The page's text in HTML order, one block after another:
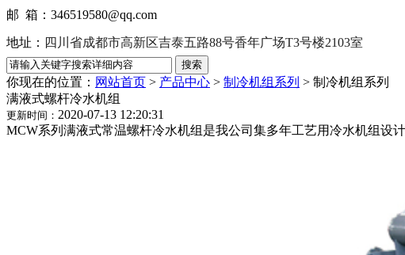
邮 箱：346519580@qq.com
地址： 四川省成都市高新区吉泰五路88号香年广场T3号楼2103室
你现在的位置： 网站首页 > 产品中心 > 制冷机组系列 > 制冷机组系列
满液式螺杆冷水机组
更新时间： 2020-07-13 12:20:31
MCW系列满液式常温螺杆冷水机组是我公司集多年工艺用冷水机组